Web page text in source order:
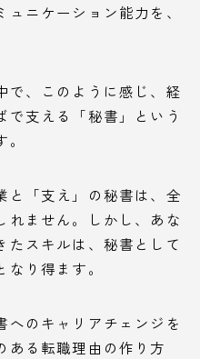
ュニケーション能力を、
で、このように感じ、経
支える「秘書」という
と「支え」の秘書は、全
れません。しかし、あな
たスキルは、秘書として
り得ます。
へのキャリアチェンジを
ある転職理由の作り方